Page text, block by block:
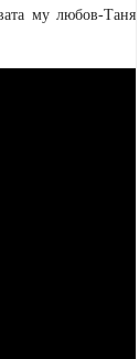
му любов-Таня